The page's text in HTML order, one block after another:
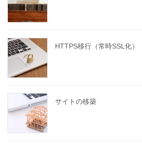
HTTPS移行（常時SSL化）
サイトの移築